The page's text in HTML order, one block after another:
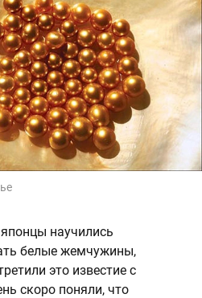
научились
белые жемчужины,
это известие с
скоро поняли, что